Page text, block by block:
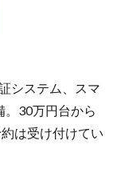
システム、スマ
30万円台から
は受け付けてい